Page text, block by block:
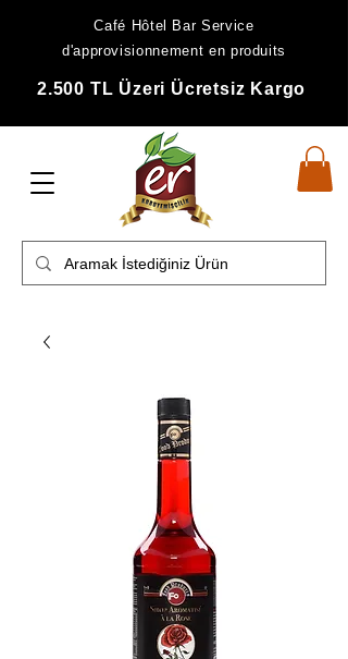
Café Hôtel Bar Service
d'approvisionnement en produits
2.500 TL Üzeri Ücretsiz Kargo